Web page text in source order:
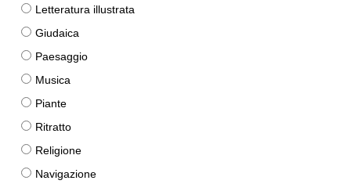
Letteratura illustrata
Giudaica
Paesaggio
Musica
Piante
Ritratto
Religione
Navigazione